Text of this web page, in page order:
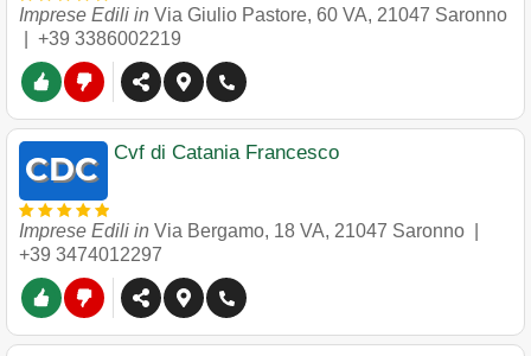
Imprese Edili in Via Giulio Pastore, 60 VA, 21047 Saronno
+39 3386002219
Cvf di Catania Francesco
Imprese Edili in Via Bergamo, 18 VA, 21047 Saronno
+39 3474012297